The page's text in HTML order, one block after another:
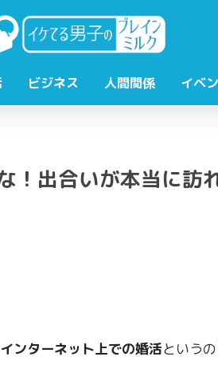
ビジネス 人間関係 イベ
！出合いが本当に訪
インターネット上での婚活という